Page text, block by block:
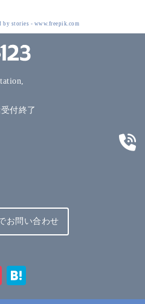
by stories - www.freepik.com
付終了
お問い合わせ
Pocket